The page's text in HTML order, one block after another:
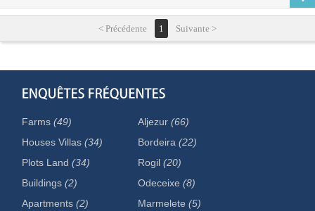
< Précédente 1 Suivante >
Farms(49)
Houses Villas(34)
Plots Land(34)
Buildings(2)
Apartments(2)
Aljezur(66)
Bordeira(22)
Rogil(20)
Odeceixe(8)
Marmelete(5)